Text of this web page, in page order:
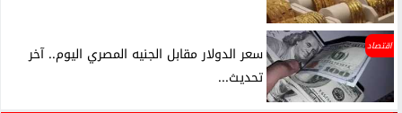
اقتصاد
سعر الدولار مقابل الجنيه المصري اليوم.. آخر
تحديث...